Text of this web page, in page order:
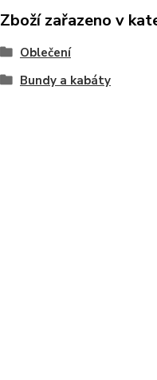
Zboží zařazeno v
Oblečení
Bundy a kabáty